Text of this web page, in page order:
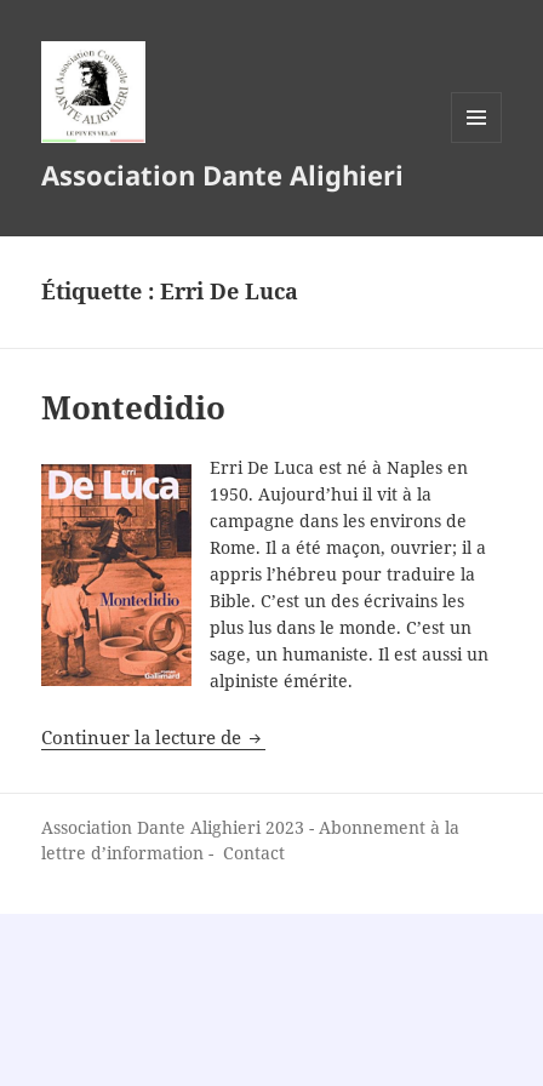
Association Dante Alighieri
Étiquette :Erri De Luca
Montedidio
Erri De Luca est né à Naples en
1950. Aujourd’hui il vit à la
campagne dans les environs de
Rome. Il a été maçon, ouvrier; il a
appris l’hébreu pour traduire la
Bible. C’est un des écrivains les
plus lus dans le monde. C’est un
sage, un humaniste. Il est aussi un
alpiniste émérite.
Continuer la lecture de Montedidio
Association Dante Alighieri2023 -Abonnement à la
lettre d’information -Contact